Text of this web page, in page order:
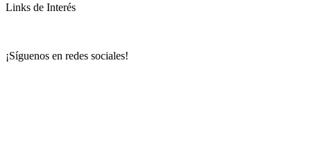
Links de Interés
¡Síguenos en redes sociales!